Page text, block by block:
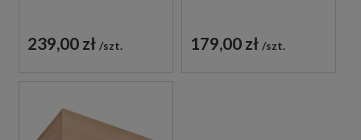
239,00 zł szt. 179,00 zł szt.